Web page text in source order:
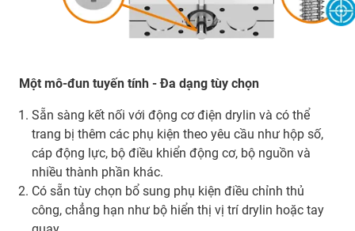
Một mô-đun tuyến tính - Đa dạng tùy chọn
Sẵn sàng kết nối với động cơ điện drylin và có thể
trang bị thêm các phụ kiện theo yêu cầu như hộp số,
cáp động lực, bộ điều khiển động cơ, bộ nguồn và
nhiều thành phần khác.
Có sẵn tùy chọn bổ sung phụ kiện điều chỉnh thủ
công, chẳng hạn như bộ hiển thị vị trí drylin hoặc tay